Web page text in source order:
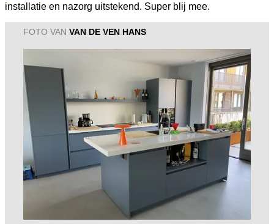
installatie en nazorg uitstekend. Super blij mee.
FOTO VAN VAN DE VEN HANS